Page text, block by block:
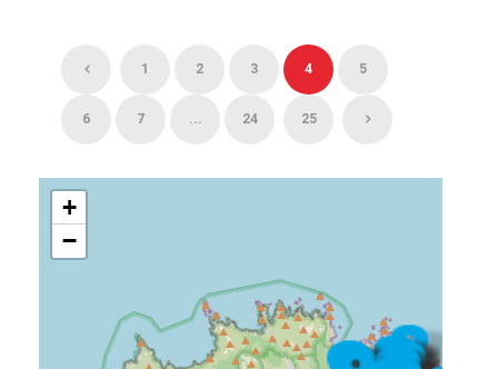
1 2 3 4 5
6 7 ... 24 25
+
−